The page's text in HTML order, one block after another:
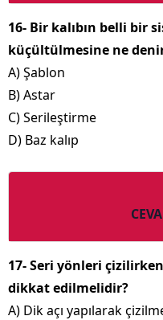
16- Bir kalıbın belli bir
küçültülmesine ne
A) Şablon
B) Astar
C) Serileştirme
D) Baz kalıp
17- Seri yönleri
dikkat edilmelidir?
A) Dik açı yapılarak